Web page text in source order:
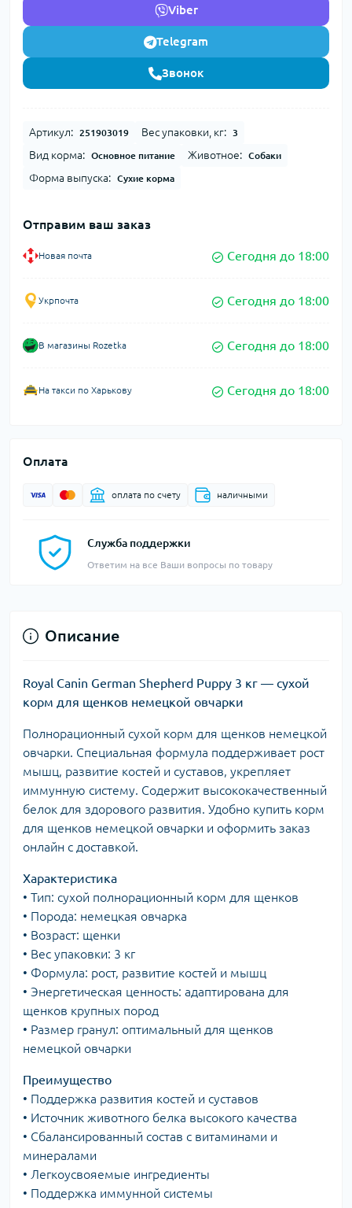
Viber
Telegram
Звонок
Артикул: 251903019 Вес упаковки, кг: 3
Вид корма: Основное питание Животное: Собаки
Форма выпуска: Сухие корма
Отправим ваш заказ
Новая почта Сегодня до 18:00
Укрпочта Сегодня до 18:00
В магазины Rozetka Сегодня до 18:00
На такси по Харькову Сегодня до 18:00
Оплата
оплата по счету наличными
Служба поддержки
Ответим на все Ваши вопросы по товару
Описание
Royal Canin German Shepherd Puppy 3 кг — сухой
корм для щенков немецкой овчарки
Полнорационный сухой корм для щенков немецкой
овчарки. Специальная формула поддерживает рост
мышц, развитие костей и суставов, укрепляет
иммунную систему. Содержит высококачественный
белок для здорового развития. Удобно купить корм
для щенков немецкой овчарки и оформить заказ
онлайн с доставкой.
Характеристика
• Тип: сухой полнорационный корм для щенков
• Порода: немецкая овчарка
• Возраст: щенки
• Вес упаковки: 3 кг
• Формула: рост, развитие костей и мышц
• Энергетическая ценность: адаптирована для
щенков крупных пород
• Размер гранул: оптимальный для щенков
немецкой овчарки
Преимущество
• Поддержка развития костей и суставов
• Источник животного белка высокого качества
• Сбалансированный состав с витаминами и
минералами
• Легкоусвояемые ингредиенты
• Поддержка иммунной системы